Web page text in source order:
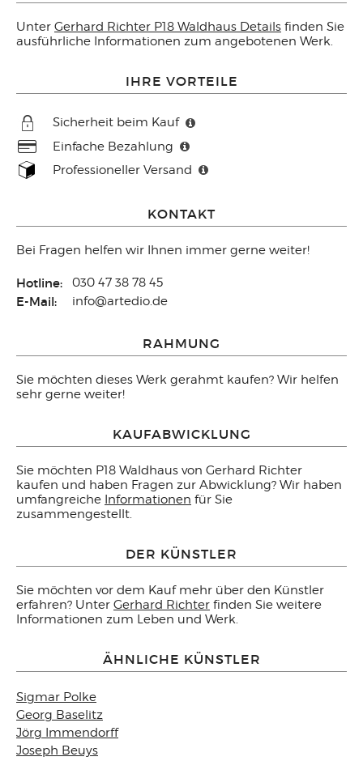
Unter Gerhard Richter P18 Waldhaus Details finden Sie
ausführliche Informationen zum angebotenen Werk.
IHRE VORTEILE
Sicherheit beim Kauf
Einfache Bezahlung
Professioneller Versand
KONTAKT
Bei Fragen helfen wir Ihnen immer gerne weiter!
Hotline: 030 47 38 78 45
E-Mail: info@artedio.de
RAHMUNG
Sie möchten dieses Werk gerahmt kaufen? Wir helfen
sehr gerne weiter!
KAUFABWICKLUNG
Sie möchten P18 Waldhaus von Gerhard Richter
kaufen und haben Fragen zur Abwicklung? Wir haben
umfangreiche Informationen für Sie
zusammengestellt.
DER KÜNSTLER
Sie möchten vor dem Kauf mehr über den Künstler
erfahren? Unter Gerhard Richter finden Sie weitere
Informationen zum Leben und Werk.
ÄHNLICHE KÜNSTLER
Sigmar Polke
Georg Baselitz
Jörg Immendorff
Joseph Beuys